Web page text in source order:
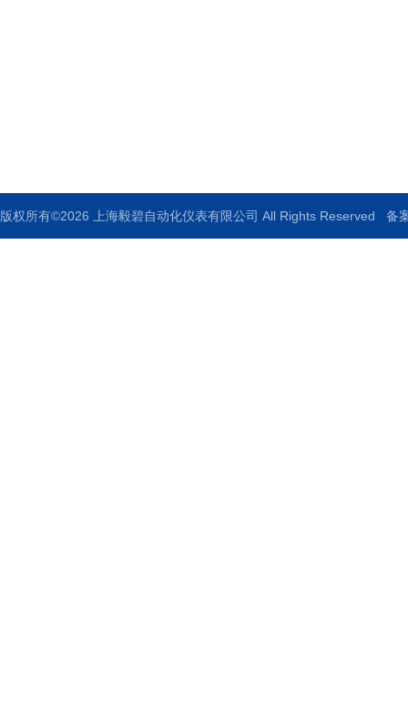
版权所有©2026 上海毅碧自动化仪表有限公司 All Rights Reserved 备